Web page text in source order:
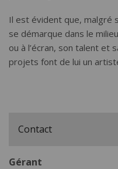
Il est évident que, malgré
se démarque dans le
ou à l’écran, son talent et
projets font de lui un
Contact
Gérant